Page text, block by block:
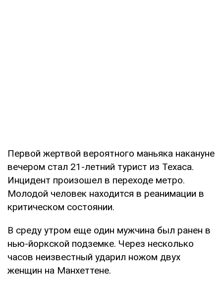
Первой жертвой вероятного маньяка накануне
вечером стал 21-летний турист из Техаса.
Инцидент произошел в переходе метро.
Молодой человек находится в реанимации в
критическом состоянии.
В среду утром еще один мужчина был ранен в
нью-йоркской подземке. Через несколько
часов неизвестный ударил ножом двух
женщин на Манхеттене.